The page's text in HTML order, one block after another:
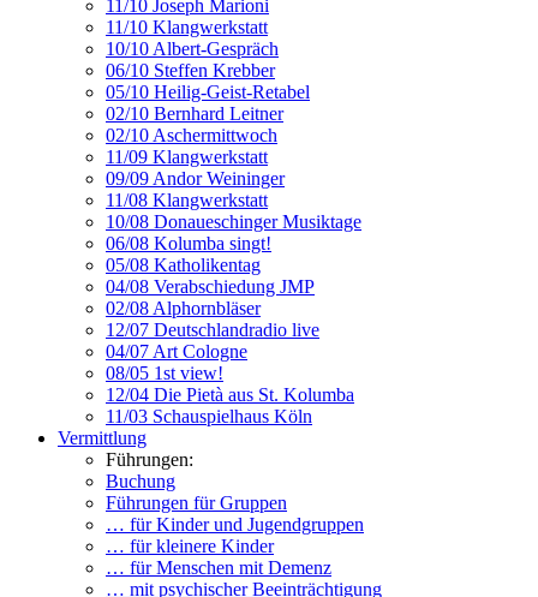
11/10 Joseph Marioni
11/10 Klangwerkstatt
10/10 Albert-Gespräch
06/10 Steffen Krebber
05/10 Heilig-Geist-Retabel
02/10 Bernhard Leitner
02/10 Aschermittwoch
11/09 Klangwerkstatt
09/09 Andor Weininger
11/08 Klangwerkstatt
10/08 Donaueschinger Musiktage
06/08 Kolumba singt!
05/08 Katholikentag
04/08 Verabschiedung JMP
02/08 Alphornbläser
12/07 Deutschlandradio live
04/07 Art Cologne
08/05 1st view!
12/04 Die Pietà aus St. Kolumba
11/03 Schauspielhaus Köln
Vermittlung
Führungen:
Buchung
Führungen für Gruppen
… für Kinder und Jugendgruppen
… für kleinere Kinder
… für Menschen mit Demenz
… mit psychischer Beeinträchtigung